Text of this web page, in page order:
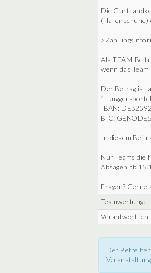
Die
(Hallenschuhe)
Als TEAM-
wenn das
Der Betrag ist
1.
IBAN:
BIC:
In diesem
Nur Teams die
Absagen ab
Fragen? Gerne
Teamwertung:
Verantwortlich
Der